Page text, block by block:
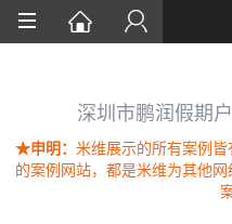
代理
深圳市鹏润假期
★申明： 米维展示的所有案例
的案例网站，都是米维为其他